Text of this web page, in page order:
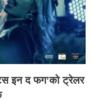
इन द फग’को ट्रेलर